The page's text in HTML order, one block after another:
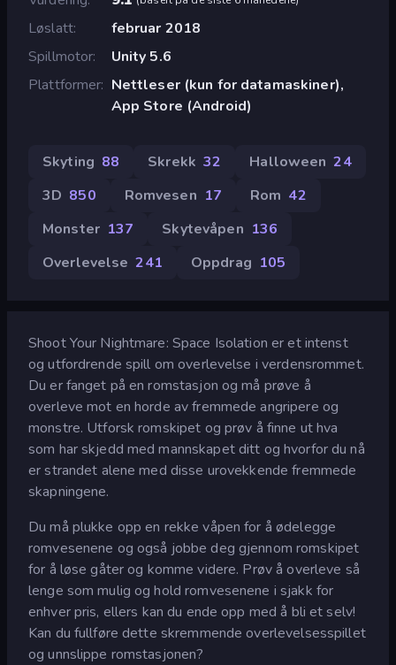
Løslatt
februar 2018
Spillmotor
Unity 5.6
Plattformer Nettleser (kun for datamaskiner),
App Store (Android)
Skyting 88 Skrekk 32 Halloween 24
3D 850 Romvesen 17 Rom 42
Monster 137 Skytevåpen 136
Overlevelse 241 Oppdrag 105
Shoot Your Nightmare: Space Isolation er et intenst
og utfordrende spill om overlevelse i verdensrommet.
Du er fanget på en romstasjon og må prøve å
overleve mot en horde av fremmede angripere og
monstre. Utforsk romskipet og prøv å finne ut hva
som har skjedd med mannskapet ditt og hvorfor du nå
er strandet alene med disse urovekkende fremmede
skapningene.
Du må plukke opp en rekke våpen for å ødelegge
romvesenene og også jobbe deg gjennom romskipet
for å løse gåter og komme videre. Prøv å overleve så
lenge som mulig og hold romvesenene i sjakk for
enhver pris, ellers kan du ende opp med å bli et selv!
Kan du fullføre dette skremmende overlevelsesspillet
og unnslippe romstasjonen?